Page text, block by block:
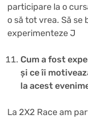
participare la o
o să tot vrea. Să se
experimenteze J
Cum a fost
și ce îi
la acest
La 2X2 Race am